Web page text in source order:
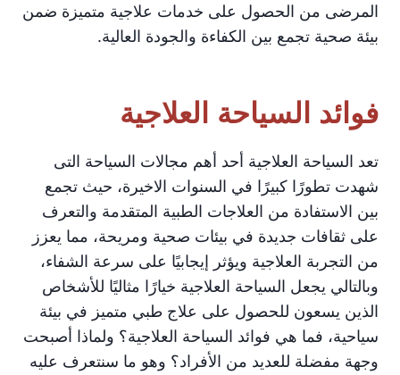
المرضى من الحصول على خدمات علاجية متميزة ضمن
بيئة صحية تجمع بين الكفاءة والجودة العالية.
فوائد السياحة العلاجية
تعد السياحة العلاجية أحد أهم مجالات السياحة التى
شهدت تطورًا كبيرًا في السنوات الاخيرة، حيث تجمع
بين الاستفادة من العلاجات الطبية المتقدمة والتعرف
على ثقافات جديدة في بيئات صحية ومريحة، مما يعزز
من التجربة العلاجية ويؤثر إيجابيًا على سرعة الشفاء،
وبالتالي يجعل السياحة العلاجية خيارًا مثاليًا للأشخاص
الذين يسعون للحصول على علاج طبي متميز في بيئة
سياحية، فما هي فوائد السياحة العلاجية؟ ولماذا أصبحت
وجهة مفضلة للعديد من الأفراد؟ وهو ما سنتعرف عليه